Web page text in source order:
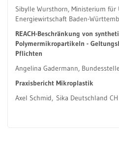
Sibylle Wursthorn, Ministerium
Energiewirtschaft Baden-
REACH-Beschränkung von
Polymermikropartikeln -
Pflichten
Angelina Gadermann,
Praxisbericht Mikroplastik
Axel Schmid, Sika Deutschland